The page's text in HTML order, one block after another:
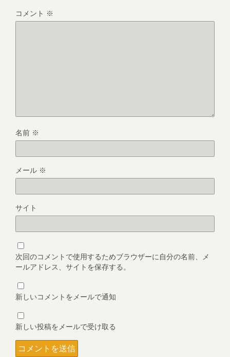
コメント ※
名前 ※
メール ※
サイト
次回のコメントで使用するためブラウザーに自分の名前、メ
ールアドレス、サイトを保存する。
新しいコメントをメールで通知
新しい投稿をメールで受け取る